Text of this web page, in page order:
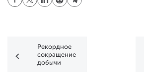
Рекордное
сокращение
добычи